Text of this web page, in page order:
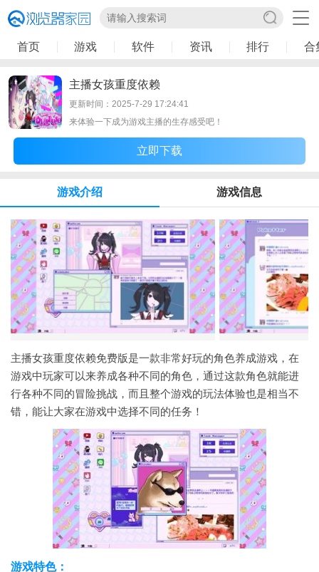
首页 游戏 软件 资讯 排行 合
主播女孩重度依赖
更新时间：2025-7-29 17:24:41
来体验一下成为游戏主播的生存感受吧！
立即下载
游戏介绍 游戏信息
主播女孩重度依赖免费版是一款非常好玩的角色养成游戏，在
游戏中玩家可以来养成各种不同的角色，通过这款角色就能进
行各种不同的冒险挑战，而且整个游戏的玩法体验也是相当不
错，能让大家在游戏中选择不同的任务！
游戏特色：